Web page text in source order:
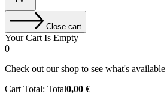
Close cart
Your Cart Is Empty
0
Check out our shop to see what's available
Cart Total: Total0,00 €